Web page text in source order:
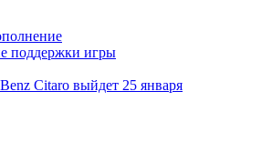
поддержки игры
Citaro выйдет 25 января